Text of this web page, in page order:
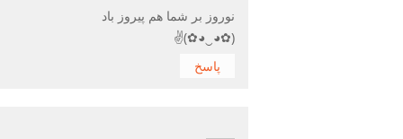
نوروز بر شما هم پیروز باد
(✿◕‿◕✿)✌
پاسخ